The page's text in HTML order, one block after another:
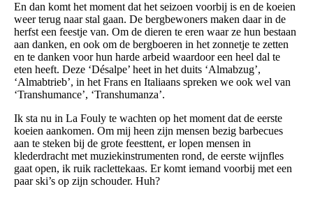
En dan komt het moment dat het seizoen voorbij is en de koeien
weer terug naar stal gaan. De bergbewoners maken daar in de
herfst een feestje van. Om de dieren te eren waar ze hun bestaan
aan danken, en ook om de bergboeren in het zonnetje te zetten
en te danken voor hun harde arbeid waardoor een heel dal te
eten heeft. Deze ‘Désalpe’ heet in het duits ‘Almabzug’,
‘Almabtrieb’, in het Frans en Italiaans spreken we ook wel van
‘Transhumance’, ‘Transhumanza’.
Ik sta nu in La Fouly te wachten op het moment dat de eerste
koeien aankomen. Om mij heen zijn mensen bezig barbecues
aan te steken bij de grote feesttent, er lopen mensen in
klederdracht met muziekinstrumenten rond, de eerste wijnfles
gaat open, ik ruik raclettekaas. Er komt iemand voorbij met een
paar ski’s op zijn schouder. Huh?